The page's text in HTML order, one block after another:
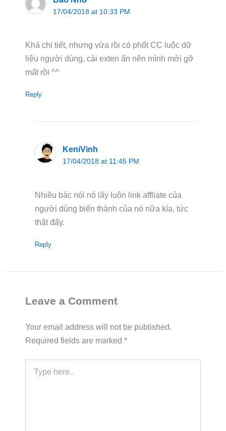
17/04/2018 at 10:33 PM
Khá chi tiết, nhưng vừa rồi có phốt CC luộc dữ
liệu người dùng, cài exten ẩn nên mình mới gỡ
mất rồi ^^
Reply
KeniVinh
17/04/2018 at 11:45 PM
Nhiều bác nói nó lấy luôn link affliate của
người dùng biến thành của nó nữa kìa, tức
thật đấy.
Reply
Leave a Comment
Your email address will not be published.
Required fields are marked *
here..